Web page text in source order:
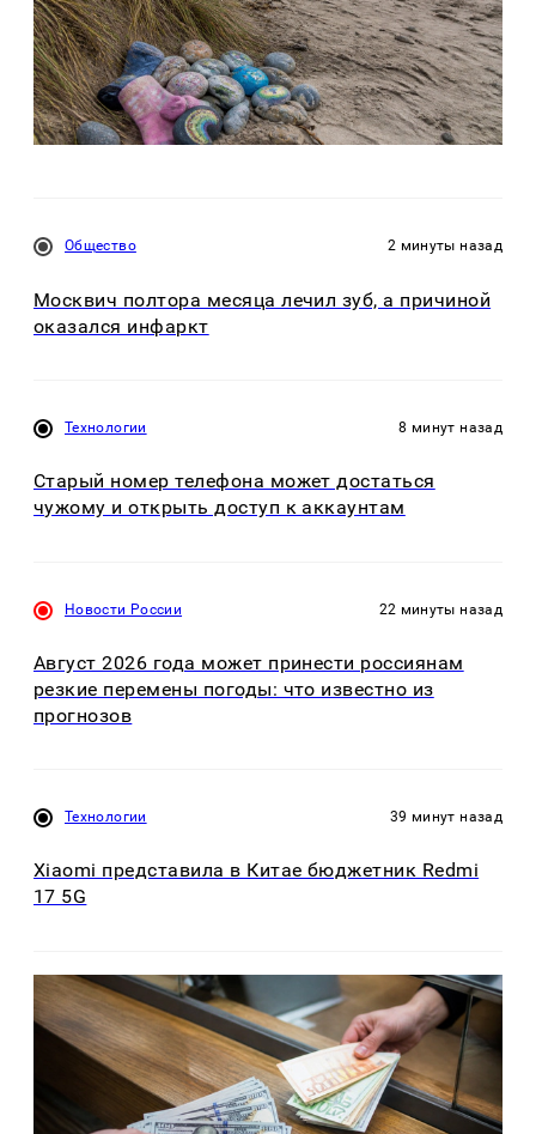
Общество 2 минуты назад
Москвич полтора месяца лечил зуб, а причиной
оказался инфаркт
Технологии 8 минут назад
Старый номер телефона может достаться
чужому и открыть доступ к аккаунтам
Новости России 22 минуты назад
Август 2026 года может принести россиянам
резкие перемены погоды: что известно из
прогнозов
Технологии 39 минут назад
Xiaomi представила в Китае бюджетник Redmi
17 5G